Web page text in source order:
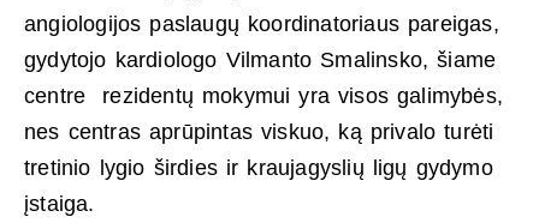
angiologijos paslaugų koordinatoriaus pareigas,
gydytojo kardiologo Vilmanto Smalinsko, šiame
centre rezidentų mokymui yra visos galimybės,
nes centras aprūpintas viskuo, ką privalo turėti
tretinio lygio širdies ir kraujagyslių ligų gydymo
įstaiga.